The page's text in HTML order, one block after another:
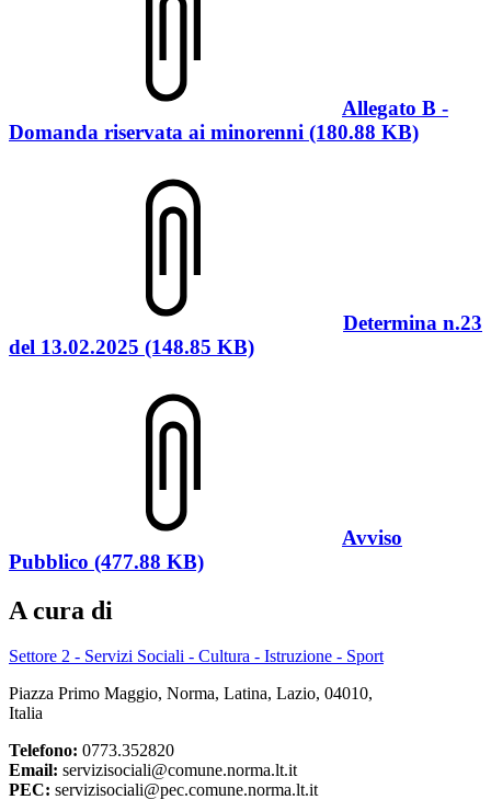
Allegato B -
Domanda riservata ai minorenni (180.88 KB)
Determina n.23
del 13.02.2025 (148.85 KB)
Avviso
Pubblico (477.88 KB)
A cura di
Settore 2 - Servizi Sociali - Cultura - Istruzione - Sport
Piazza Primo Maggio, Norma, Latina, Lazio, 04010,
Italia
Telefono: 0773.352820
Email: servizisociali@comune.norma.lt.it
PEC: servizisociali@pec.comune.norma.lt.it